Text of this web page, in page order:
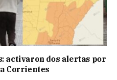
activaron dos alertas por
Corrientes